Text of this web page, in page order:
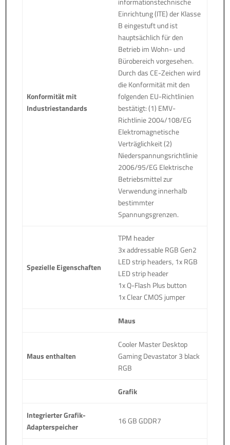
Konformität mit
Industriestandards
Einrichtung (ITE) der Klasse
B eingestuft und ist
hauptsächlich für den
Betrieb im Wohn- und
Bürobereich vorgesehen.
Durch das CE-Zeichen wird
die Konformität mit den
folgenden EU-Richtlinien
bestätigt: (1) EMV-
Richtlinie 2004/108/EG
Elektromagnetische
Verträglichkeit (2)
Niederspannungsrichtlinie
2006/95/EG Elektrische
Betriebsmittel zur
Verwendung innerhalb
bestimmter
Spannungsgrenzen.
Spezielle Eigenschaften
TPM header
3x addressable RGB Gen2
LED strip headers, 1x RGB
LED strip header
1x Q-Flash Plus button
1x Clear CMOS jumper
Maus
Maus enthalten
Cooler Master Desktop
Gaming Devastator 3 black
RGB
Grafik
Integrierter Grafik-
Adapterspeicher
16 GB GDDR7